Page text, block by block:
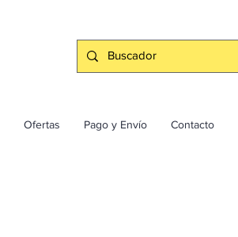
Ofertas Pago y Envío Contacto